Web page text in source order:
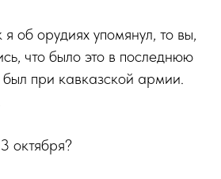
об орудиях упомянул, то вы,
что было это в последнюю
при кавказской армии.
октября?